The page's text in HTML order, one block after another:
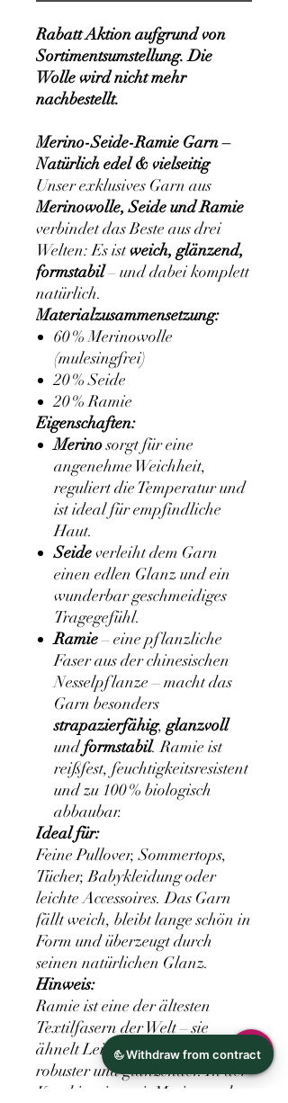
Rabatt Aktion aufgrund von
Sortimentsumstellung. Die
Wolle wird nicht mehr
nachbestellt.
Merino-Seide-Ramie Garn –
Natürlich edel & vielseitig
Unser exklusives Garn aus
Merinowolle, Seide und Ramie
verbindet das Beste aus drei
Welten: Es istweich, glänzend,
formstabil– und dabei komplett
natürlich.
Materialzusammensetzung:
60 % Merinowolle
(mulesingfrei)
20 % Seide
20 % Ramie
Eigenschaften:
Merinosorgt für eine
angenehme Weichheit,
reguliert die Temperatur und
ist ideal für empfindliche
Haut.
Seideverleiht dem Garn
einen edlen Glanz und ein
wunderbar geschmeidiges
Tragegefühl.
Ramie– eine pflanzliche
Faser aus der chinesischen
Nesselpflanze – macht das
Garn besonders
strapazierfähig,glanzvoll
undformstabil. Ramie ist
reißfest, feuchtigkeitsresistent
und zu 100 % biologisch
abbaubar.
Ideal für:
Feine Pullover, Sommertops,
Tücher, Babykleidung oder
leichte Accessoires. Das Garn
fällt weich, bleibt lange schön in
Form und überzeugt durch
seinen natürlichen Glanz.
Hinweis:
Ramie ist eine der ältesten
Textilfasern der Welt – sie
ähnelt Leinen, ist aber noch
robuster und glänzender. In der
Kombination mit Merino und